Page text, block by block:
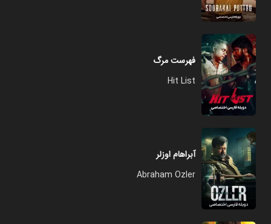
فهرست مرگ
Hit List
آبراهام اوزلر
Abraham Ozler